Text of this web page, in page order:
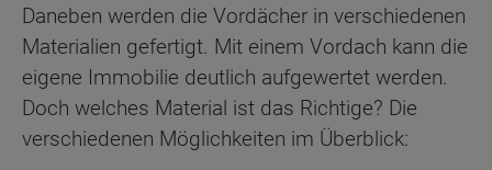
Daneben werden die Vordächer in verschiedenen
Materialien gefertigt. Mit einem Vordach kann die
eigene Immobilie deutlich aufgewertet werden.
Doch welches Material ist das Richtige? Die
verschiedenen Möglichkeiten im Überblick: